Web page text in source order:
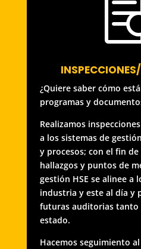
¿Quiere saber cómo
programas y
Realizamos
a los sistemas de
y procesos; con el fin
hallazgos y puntos de
gestión HSE se alinee a
industria y este al día y
futuras auditorias tanto
estado.
Hacemos seguimiento